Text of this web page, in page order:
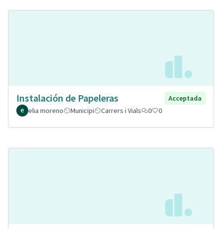
Instalación de Papeleras
Acceptada
elia moreno
Municipi Carrers i Vials 0 0